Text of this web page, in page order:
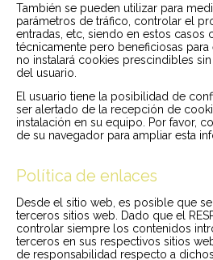
También se pueden utilizar para
parámetros de tráfico, controlar el
entradas, etc, siendo en estos casos
técnicamente pero beneficiosas para
no instalará cookies prescindibles
del usuario.
El usuario tiene la posibilidad de
ser alertado de la recepción de
instalación en su equipo. Por favor,
de su navegador para ampliar esta
Política de enlaces
Desde el sitio web, es posible que
terceros sitios web. Dado que el
controlar siempre los contenidos
terceros en sus respectivos sitios
de responsabilidad respecto a